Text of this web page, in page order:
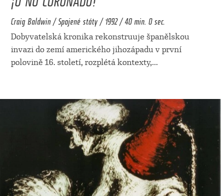
Craig Baldwin / Spojené státy / 1992 / 40 min. 0 sec.
Dobyvatelská kronika rekonstruuje španělskou
invazi do zemí amerického jihozápadu v první
polovině 16. století, rozplétá kontexty,...